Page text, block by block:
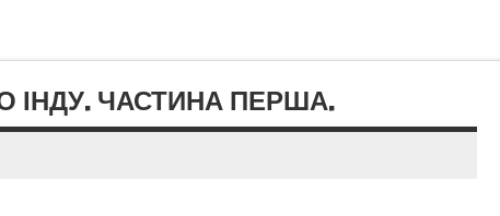
ІНДУ. ЧАСТИНА ПЕРША.